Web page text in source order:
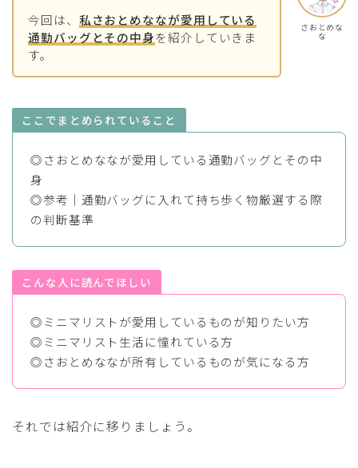
さおとめな
な
今回は、 私さおとめななが愛用している
通勤バッグとその中身を紹介していきま
す。
ここでまとめられていること
◎さおとめななが愛用している通勤バッグとその中
身
◎参考｜通勤バッグに入れて持ち歩く物厳選する際
の判断基準
こんな人に読んでほしい
◎ミニマリストが愛用しているものが知りたい方
◎ミニマリスト生活に憧れている方
◎さおとめななが所有しているものが気になる方
それでは紹介に移りましょう。